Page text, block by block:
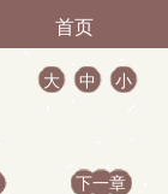
首页
大 中
小
下一章